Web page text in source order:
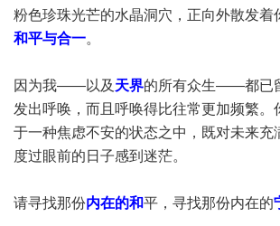
粉色珍珠光芒的水晶洞穴，正向外散发着
和平与合一。
因为我——以及 天界的所有众生——都已
发出呼唤，而且呼唤得比往常更加频繁。
于一种焦虑不安的状态之中，既对未来充
度过眼前的日子感到迷茫。
请寻找那份内在的和平，寻找那份内在的